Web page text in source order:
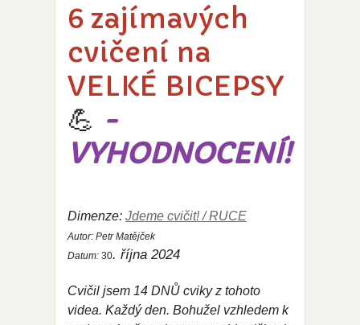
6 zajímavých
cvičení na
VELKÉ BICEPSY
💪 -
VYHODNOCENÍ!
Dimenze: Jdeme cvičit! / RUCE
Autor: Petr Matějček
Datum: 30. října 2024
Cvičil jsem 14 DNŮ cviky z tohoto
videa. Každý den. Bohužel vzhledem k